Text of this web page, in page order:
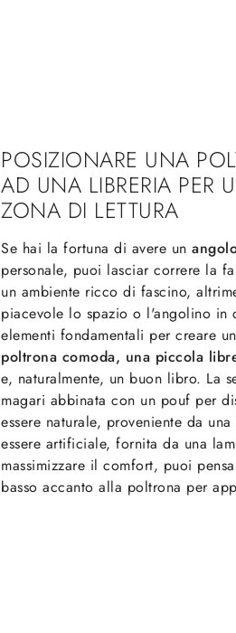
POSIZIONARE UNA
AD UNA LIBRERIA PER
ZONA DI LETTURA
Se hai la fortuna di avere un
personale, puoi lasciar correre la
un ambiente ricco di fascino,
piacevole lo spazio o l'angolino
elementi fondamentali per creare
poltrona comoda, una piccola
e, naturalmente, un buon libro. La
magari abbinata con un pouf per
essere naturale, proveniente da
essere artificiale, fornita da una
massimizzare il comfort, puoi
basso accanto alla poltrona per